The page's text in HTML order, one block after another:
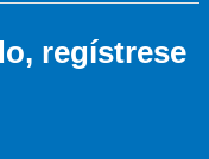
regístrese